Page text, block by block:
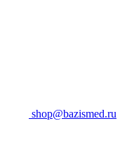
shop@bazismed.ru